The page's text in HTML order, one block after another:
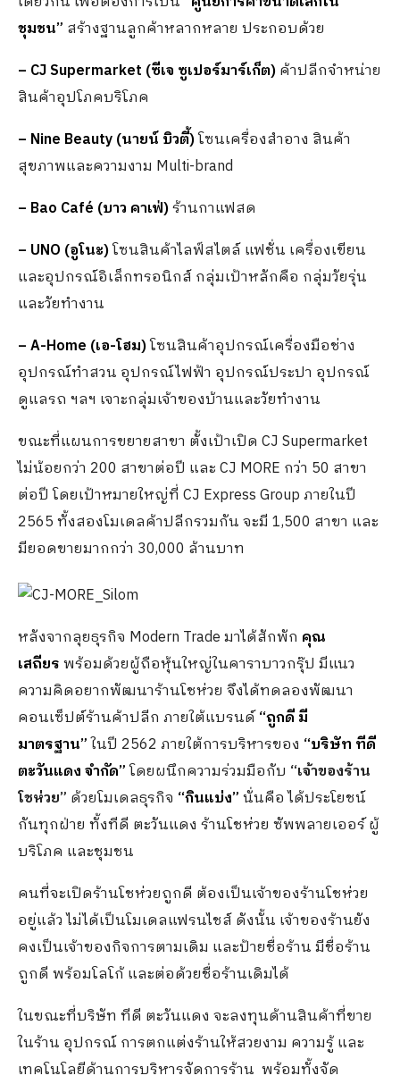
ชุมชน” สร้างฐานลูกค้าหลากหลาย ประกอบด้วย
– CJ Supermarket (ซีเจ ซูเปอร์มาร์เก็ต)ค้าปลีกจำหน่าย
สินค้าอุปโภคบริโภค
– Nine Beauty (นายน์ บิวตี้)โซนเครื่องสำอาง สินค้า
สุขภาพและความงาม Multi-brand
– Bao Café (บาว คาเฟ่)ร้านกาแฟสด
– UNO (อูโนะ)โซนสินค้าไลฟ์สไตล์ แฟชั่น เครื่องเขียน
และอุปกรณ์อิเล็กทรอนิกส์ กลุ่มเป้าหลักคือ กลุ่มวัยรุ่น
และวัยทำงาน
–A-Home (เอ-โฮม)โซนสินค้าอุปกรณ์เครื่องมือช่าง
อุปกรณ์ทำสวน อุปกรณ์ไฟฟ้า อุปกรณ์ประปา อุปกรณ์
ดูแลรถ ฯลฯ เจาะกลุ่มเจ้าของบ้านและวัยทำงาน
ขณะที่แผนการขยายสาขา ตั้งเป้าเปิด CJ Supermarket
ไม่น้อยกว่า 200 สาขาต่อปี และ CJ MORE กว่า 50 สาขา
ต่อปี โดยเป้าหมายใหญ่ที่ CJ Express Group ภายในปี
2565 ทั้งสองโมเดลค้าปลีกรวมกัน จะมี 1,500 สาขา และ
มียอดขายมากกว่า 30,000 ล้านบาท
หลังจากลุยธุรกิจ Modern Trade มาได้สักพัก คุณ
เสถียรพร้อมด้วยผู้ถือหุ้นใหญ่ในคาราบาวกรุ๊ป มีแนว
ความคิดอยากพัฒนาร้านโชห่วย จึงได้ทดลองพัฒนา
คอนเซ็ปต์ร้านค้าปลีก ภายใต้แบรนด์“ถูกดี มี
มาตรฐาน”ในปี 2562 ภายใต้การบริหารของ “บริษัท ทีดี
ตะวันแดง จำกัด”โดยผนึกความร่วมมือกับ “เจ้าของร้าน
โชห่วย” ด้วยโมเดลธุรกิจ “กินแบ่ง”นั่นคือ ได้ประโยชน์
กันทุกฝ่าย ทั้งทีดี ตะวันแดง ร้านโชห่วย ซัพพลายเออร์ ผู้
บริโภค และชุมชน
คนที่จะเปิดร้านโชห่วยถูกดี ต้องเป็นเจ้าของร้านโชห่วย
อยู่แล้ว ไม่ได้เป็นโมเดลแฟรนไชส์ ดังนั้น เจ้าของร้านยัง
คงเป็นเจ้าของกิจการตามเดิม และป้ายชื่อร้าน มีชื่อร้าน
ถูกดี พร้อมโลโก้ และต่อด้วยชื่อร้านเดิมได้
ในขณะที่บริษัท ทีดี ตะวันแดง จะลงทุนด้านสินค้าที่ขาย
ในร้าน อุปกรณ์ การตกแต่งร้านให้สวยงาม ความรู้ และ
เทคโนโลยีด้านการบริหารจัดการร้าน พร้อมทั้งจัด